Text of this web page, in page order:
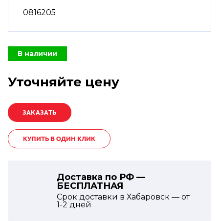
0816205
В наличии
Уточняйте цену
КУПИТЬ В ОДИН КЛИК
Доставка по РФ —
БЕСПЛАТНАЯ
Срок доставки в Хабаровск — от
1-2 дней